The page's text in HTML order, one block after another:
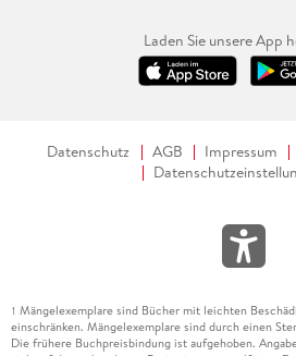
Laden Sie unsere App
Datenschutz AGB Impressum
1 Mängelexemplare sind Bücher mit leichten
einschränken. Mängelexemplare sind durch einen
Die frühere Buchpreisbindung ist aufgehoben.